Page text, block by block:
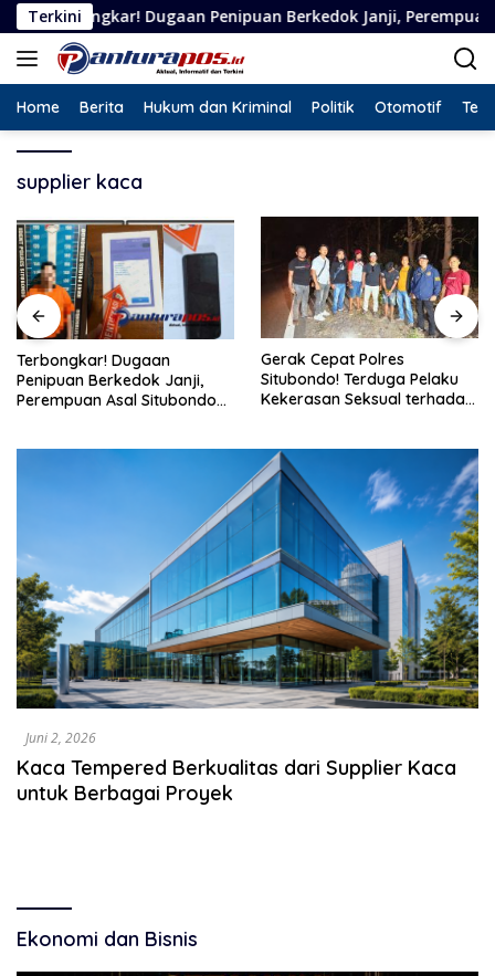
Langsung
ke
konten
Terkini
Dugaan Penipuan Berkedok Janji, Perempuan Asal
Home Berita Hukum dan Kriminal Politik Otomotif
supplier kaca
Terbongkar! Dugaan
Penipuan Berkedok Janji,
Perempuan Asal Situbondo
Gerak Cepat Polres
Situbondo! Terduga Pelaku
Kekerasan Seksual terhadap
Juni 2, 2026
Kaca Tempered Berkualitas dari Supplier Kaca
untuk Berbagai Proyek
Ekonomi dan Bisnis